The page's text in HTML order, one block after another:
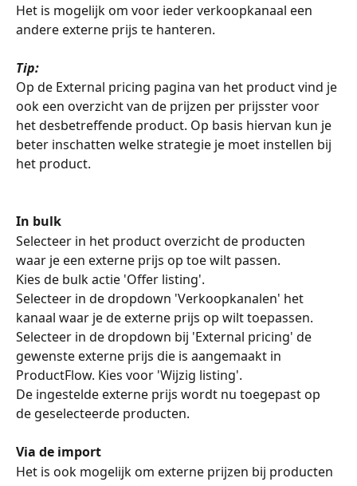
Het is mogelijk om voor ieder verkoopkanaal een
andere externe prijs te hanteren.
Tip:
Op de External pricing pagina van het product vind je
ook een overzicht van de prijzen per prijsster voor
het desbetreffende product. Op basis hiervan kun je
beter inschatten welke strategie je moet instellen bij
het product.
In bulk
Selecteer in het product overzicht de producten
waar je een externe prijs op toe wilt passen.
Kies de bulk actie 'Offer listing'.
Selecteer in de dropdown 'Verkoopkanalen' het
kanaal waar je de externe prijs op wilt toepassen.
Selecteer in de dropdown bij 'External pricing' de
gewenste externe prijs die is aangemaakt in
ProductFlow. Kies voor 'Wijzig listing'.
De ingestelde externe prijs wordt nu toegepast op
de geselecteerde producten.
Via de import
Het is ook mogelijk om externe prijzen bij producten